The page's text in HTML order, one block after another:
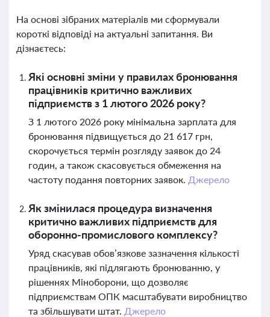
На основі зібраних матеріалів ми сформували
короткі відповіді на актуальні запитання. Ви
дізнаєтесь:
Які основні зміни у правилах бронювання
працівників критично важливих
підприємств з 1 лютого 2026 року?
З 1 лютого 2026 року мінімальна зарплата для
бронювання підвищується до 21 617 грн,
скорочується термін розгляду заявок до 24
годин, а також скасовується обмеження на
частоту подання повторних заявок. Джерело
Як змінилася процедура визначення
критично важливих підприємств для
оборонно-промислового комплексу?
Уряд скасував обов’язкове зазначення кількості
працівників, які підлягають бронюванню, у
рішеннях Міноборони, що дозволяє
підприємствам ОПК масштабувати виробництво
та збільшувати штат. Джерело